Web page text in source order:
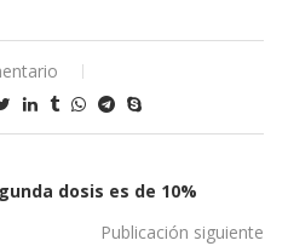
dosis es de 10%
Publicación siguiente